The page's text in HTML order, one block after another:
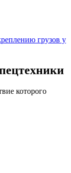
грузов у
которого